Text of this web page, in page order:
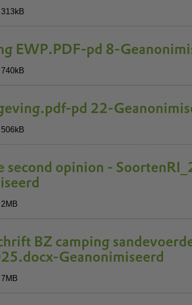
313kB
EWP.PDF-pd 8-
740kB
pd 22-
506kB
opinion -
BZ camping
Geanonimiseerd